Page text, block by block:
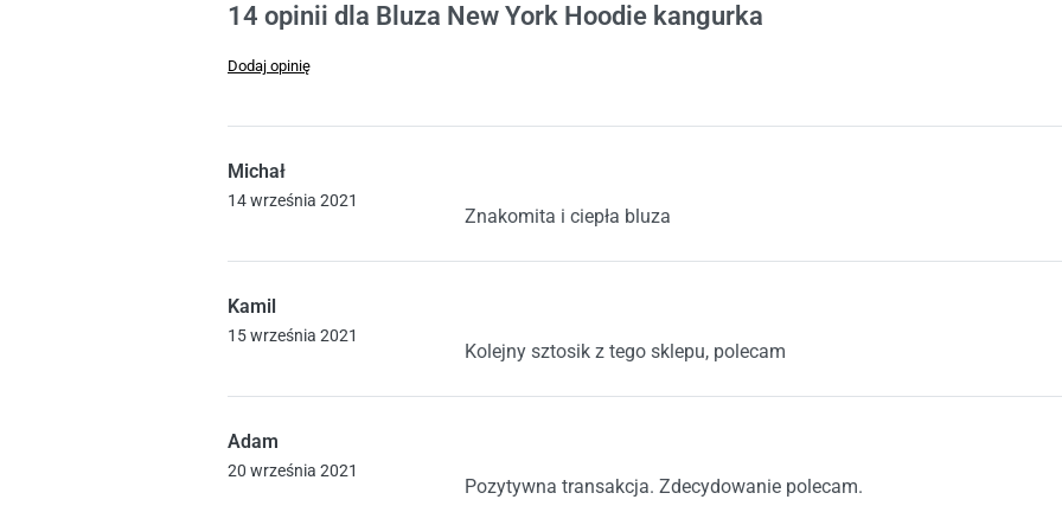
14 opinii dla Bluza New York Hoodie kangurka
Dodaj opinię
Michał
14 września 2021
Znakomita i ciepła bluza
Kamil
15 września 2021
Kolejny sztosik z tego sklepu, polecam
Adam
20 września 2021
Pozytywna transakcja. Zdecydowanie polecam.